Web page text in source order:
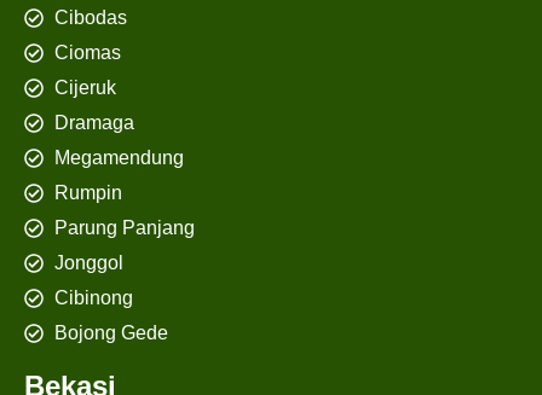
Cibodas
Ciomas
Cijeruk
Dramaga
Megamendung
Rumpin
Parung Panjang
Jonggol
Cibinong
Bojong Gede
Bekasi